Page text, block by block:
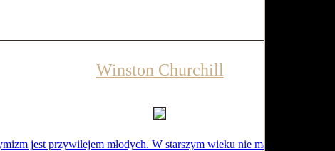
Winston Churchill
jest przywilejem młodych. W starszym wieku nie ma się na to czasu.